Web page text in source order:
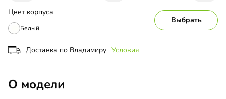
Цвет корпуса
Белый
Выбрать
Доставка по Владимиру Условия
О модели